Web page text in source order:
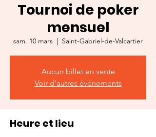
Tournoi de poker
mensuel
sam. 10 mars
  |
Saint-Gabriel-de-Valcartier
Aucun billet en vente
Voir d'autres événements
Heure et lieu